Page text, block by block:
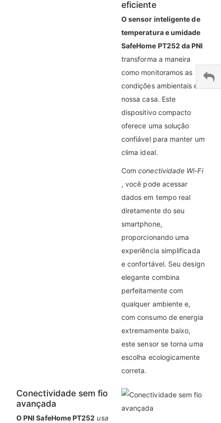
eficiente
O sensor inteligente de
temperatura e umidade
SafeHome PT252 da PNI
transforma a maneira
como monitoramos as
condições ambientais em
nossa casa. Este
dispositivo compacto
oferece uma solução
confiável para manter um
clima ideal.
Comconectividade Wi-Fi
, você pode acessar
dados em tempo real
diretamente do seu
smartphone,
proporcionando uma
experiência simplificada
e confortável. Seu design
elegante combina
perfeitamente com
qualquer ambiente e,
com consumo de energia
extremamente baixo,
este sensor se torna uma
escolha ecologicamente
correta.
Conectividade sem fio
avançada
O PNI SafeHome PT252 usa